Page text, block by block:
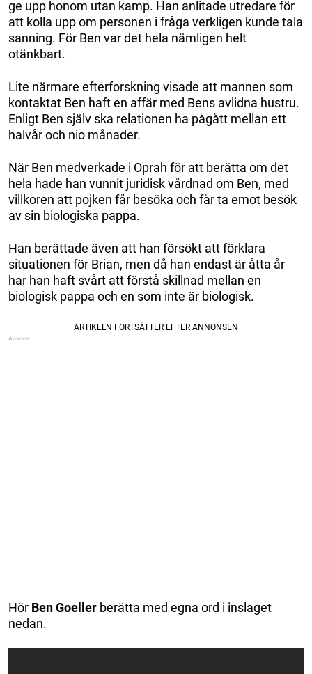
ge upp honom utan kamp. Han anlitade utredare för
att kolla upp om personen i fråga verkligen kunde tala
sanning. För Ben var det hela nämligen helt
otänkbart.
Lite närmare efterforskning visade att mannen som
kontaktat Ben haft en affär med Bens avlidna hustru.
Enligt Ben själv ska relationen ha pågått mellan ett
halvår och nio månader.
När Ben medverkade i Oprah för att berätta om det
hela hade han vunnit juridisk vårdnad om Ben, med
villkoren att pojken får besöka och får ta emot besök
av sin biologiska pappa.
Han berättade även att han försökt att förklara
situationen för Brian, men då han endast är åtta år
har han haft svårt att förstå skillnad mellan en
biologisk pappa och en som inte är biologisk.
Hör Ben Goeller berätta med egna ord i inslaget
nedan.